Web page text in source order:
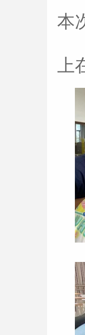
本
上